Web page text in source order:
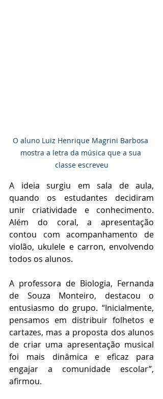
O aluno Luiz Henrique Magrini Barbosa
mostra a letra da música que a sua
classe escreveu
A ideia surgiu em sala de aula,
quando os estudantes decidiram
unir criatividade e conhecimento.
Além do coral, a apresentação
contou com acompanhamento de
violão, ukulele e carron, envolvendo
todos os alunos.
A professora de Biologia, Fernanda
de Souza Monteiro, destacou o
entusiasmo do grupo. “Inicialmente,
pensamos em distribuir folhetos e
cartazes, mas a proposta dos alunos
de criar uma apresentação musical
foi mais dinâmica e eficaz para
engajar a comunidade escolar”,
afirmou.